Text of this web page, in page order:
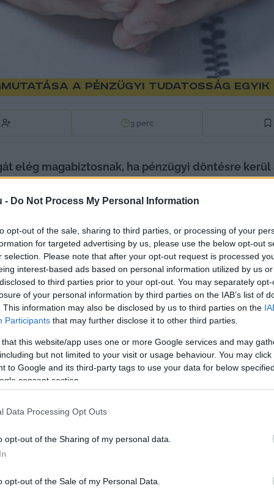
- Do Not Process My Personal Information
opt-out of the sale, sharing to third parties, or processing of your
for targeted advertising by us, please use the below opt-out
selection. Please note that after your opt-out request is processed
interest-based ads based on personal information utilized by us
to third parties prior to your opt-out. You may separately
of your personal information by third parties on the IAB’s list of
This information may also be disclosed by us to third parties on the
Participants that may further disclose it to other third parties.
that this website/app uses one or more Google services and may
but not limited to your visit or usage behaviour. You may
to Google and its third-party tags to use your data for below
consent section.
Data Processing Opt Outs
opt-out of the Sharing of my personal data.
opt-out of the Sale of my Personal Data.
a pénzügyi tudatosság
3 perc
elég magabiztosnak, ha pénzügyi döntésre
felméréséből. Senki nem születik úgy, hogy ért a
is egyetértenek, hogy ha a pénzkezelési
érdekében, hogy az utánunk érkező generációk
világában, és felelősségteljes
is kiderült, hogy a megkérdezettek majdnem fele
a pénzügyek terén: az emberek 48%-a az
a feladatot, a válaszadók 18%-a pedig úgy
e bánni a pénzzel. Mindeközben szülőként is
a pénzügyi tudatosság alapjait, és rávezessük
erőforrás. Azáltal, hogy hangsúlyt fektetünk az
meg a gyerekeknek, mi az a havi költségvetés
a pénz valódi értékét és szerepe a
ismeretek segítenek abban, hogy a jövő
terveket készíteni, és okosan dönteni az anyagi
a most felnövekvő generáció pénzügyi